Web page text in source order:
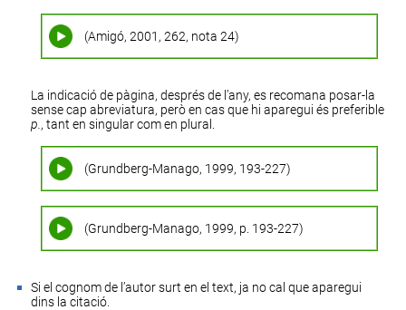
(Amigó, 2001, 262, nota 24)
La indicació de pàgina, després de l’any, es recomana posar-la
sense cap abreviatura, però en cas que hi aparegui és preferible
p. , tant en singular com en plural.
(Grundberg-Manago, 1999, 193-227)
(Grundberg-Manago, 1999, p. 193-227)
Si el cognom de l’autor surt en el text, ja no cal que aparegui
dins la citació.